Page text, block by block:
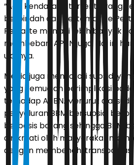
“Ada kendaraan tertentu yang
berpindah dari Pertamax ke
Pertalite menjadi lebih banyak
membebani APBN juga. Hal ini
ujarnya.
Media juga menyoroti subsidi
yang kemudian berimplikasi
terhadap APBN. Menurut dia,
penyaluran BBM bersubsidi
berbasis barang sehingga BBM
dinikmati oleh masyarakat
dengan membenahi transportasi